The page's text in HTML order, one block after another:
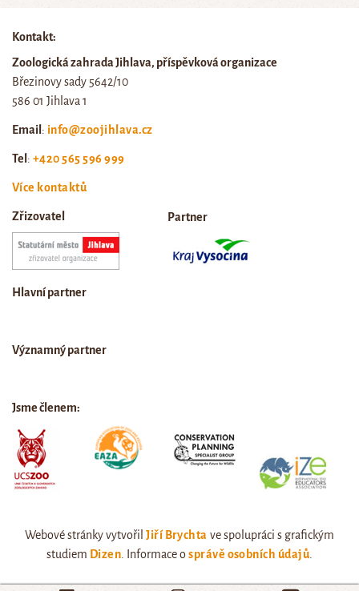
Kontakt:
Zoologická zahrada Jihlava, příspěvková organizace
Březinovy sady 5642/10
586 01 Jihlava 1
Email : info@zoojihlava.cz
Tel : +420 565 596 999
Více kontaktů
Zřizovatel Partner
Hlavní partner
Významný partner
Jsme členem:
Webové stránky vytvořilJiří Brychta ve spolupráci s grafickým
studiem Dizen . Informace osprávě osobních údajů